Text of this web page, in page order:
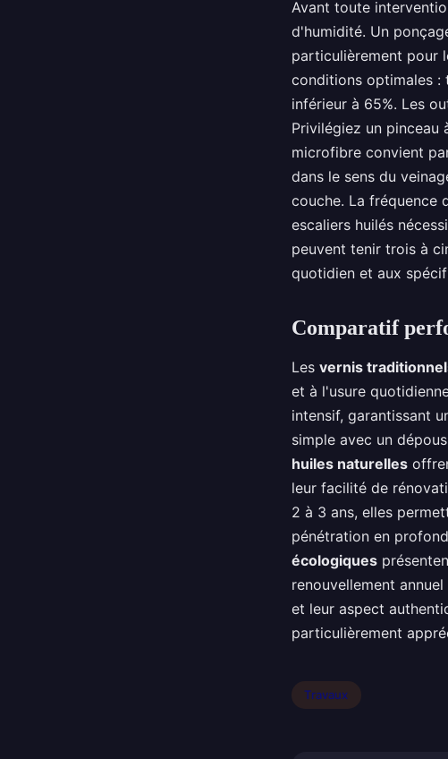
Avant toute
d'humidité. Un
particulièrement pour
conditions optimales :
inférieur à 65%. Les
Privilégiez un pinceau
microfibre convient
dans le sens du
couche. La fréquence
escaliers huilés
peuvent tenir trois à
quotidien et aux
Comparatif
Les vernis
et à l'usure
intensif, garantissant
simple avec un
huiles naturelles
leur facilité de
2 à 3 ans, elles
pénétration en
écologiques
renouvellement
et leur aspect
particulièrement
Travaux